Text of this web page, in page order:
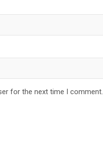
for the next time I comment.